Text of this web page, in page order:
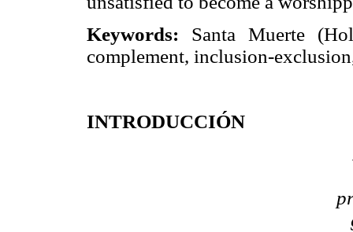
Keywords: Santa Muerte
complement, inclusion-
INTRODUCCIÓN